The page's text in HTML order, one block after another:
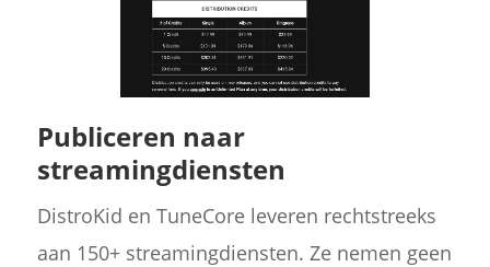
Publiceren naar
streamingdiensten
DistroKid en TuneCore leveren rechtstreeks
aan 150+ streamingdiensten. Ze nemen geen